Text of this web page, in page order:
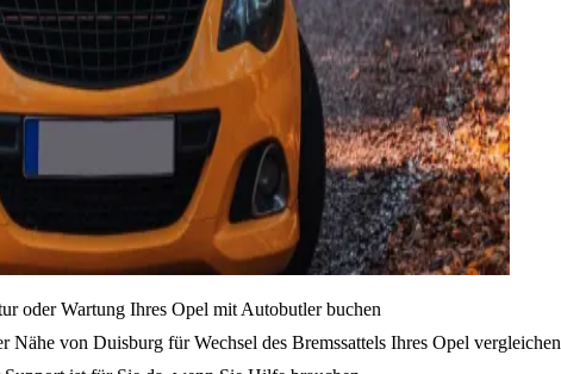
oder Wartung Ihres Opel mit Autobutler buchen
Nähe von Duisburg für Wechsel des Bremssattels Ihres Opel vergleichen